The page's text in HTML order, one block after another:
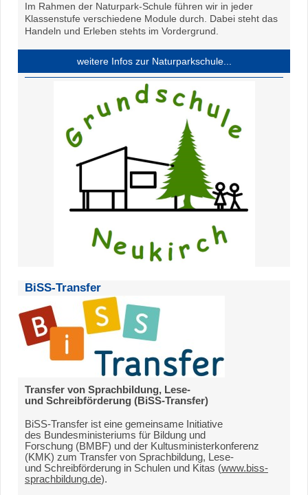
Im Rahmen der Naturpark-Schule führen wir in jeder
Klassenstufe verschiedene Module durch. Dabei steht das
Handeln und Erleben stehts im Vordergrund.
weitere Infos zur Naturparkschule...
BiSS-Transfer
Transfer von Sprachbildung, Lese-
und Schreibförderung (BiSS-Transfer)
BiSS-Transfer ist eine gemeinsame Initiative
des Bundesministeriums für Bildung und
Forschung (BMBF) und der Kultusministerkonferenz
(KMK) zum Transfer von Sprachbildung, Lese-
und Schreibförderung in Schulen und Kitas (www.biss-
sprachbildung.de).